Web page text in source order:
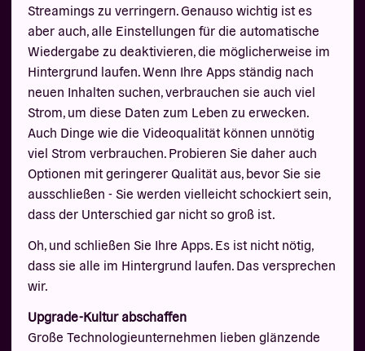
Streamings zu verringern. Genauso wichtig ist es
aber auch, alle Einstellungen für die automatische
Wiedergabe zu deaktivieren, die möglicherweise im
Hintergrund laufen. Wenn Ihre Apps ständig nach
neuen Inhalten suchen, verbrauchen sie auch viel
Strom, um diese Daten zum Leben zu erwecken.
Auch Dinge wie die Videoqualität können unnötig
viel Strom verbrauchen. Probieren Sie daher auch
Optionen mit geringerer Qualität aus, bevor Sie sie
ausschließen - Sie werden vielleicht schockiert sein,
dass der Unterschied gar nicht so groß ist.
Oh, und schließen Sie Ihre Apps. Es ist nicht nötig,
dass sie alle im Hintergrund laufen. Das versprechen
wir.
Upgrade-Kultur abschaffen
Große Technologieunternehmen lieben glänzende